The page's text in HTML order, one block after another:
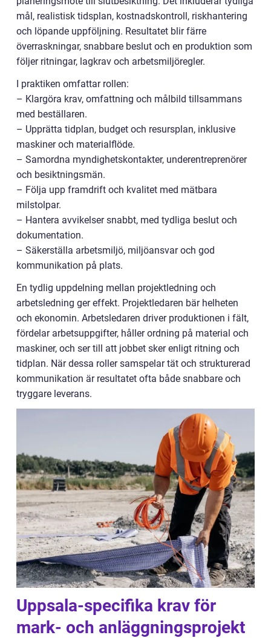
mål, realistisk tidsplan, kostnadskontroll, riskhantering
och löpande uppföljning. Resultatet blir färre
överraskningar, snabbare beslut och en produktion som
följer ritningar, lagkrav och arbetsmiljöregler.
I praktiken omfattar rollen:
– Klargöra krav, omfattning och målbild tillsammans
med beställaren.
– Upprätta tidplan, budget och resursplan, inklusive
maskiner och materialflöde.
– Samordna myndighetskontakter, underentreprenörer
och besiktningsmän.
– Följa upp framdrift och kvalitet med mätbara
milstolpar.
– Hantera avvikelser snabbt, med tydliga beslut och
dokumentation.
– Säkerställa arbetsmiljö, miljöansvar och god
kommunikation på plats.
En tydlig uppdelning mellan projektledning och
arbetsledning ger effekt. Projektledaren bär helheten
och ekonomin. Arbetsledaren driver produktionen i fält,
fördelar arbetsuppgifter, håller ordning på material och
maskiner, och ser till att jobbet sker enligt ritning och
tidplan. När dessa roller samspelar tät och strukturerad
kommunikation är resultatet ofta både snabbare och
tryggare leverans.
Uppsala-specifika krav för
mark- och anläggningsprojekt